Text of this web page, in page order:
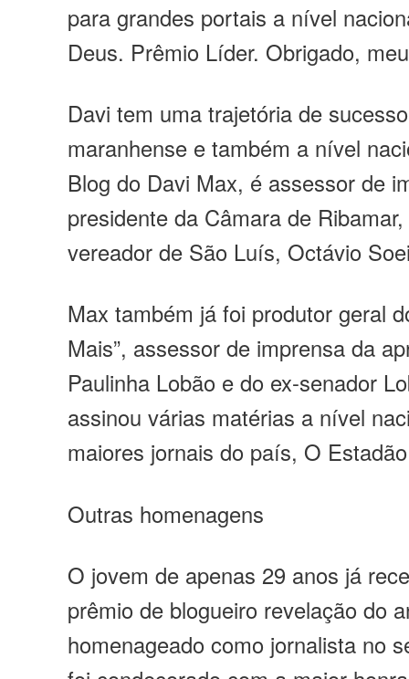
para grandes portais a nível
Deus. Prêmio Líder. Obrigado,
Davi tem uma trajetória de
maranhense e também a nível
Blog do Davi Max, é assessor de
presidente da Câmara de
vereador de São Luís, Octávio
Max também já foi produtor geral
Mais”, assessor de imprensa da
Paulinha Lobão e do ex-senador
assinou várias matérias a nível
maiores jornais do país, O
Outras homenagens
O jovem de apenas 29 anos já
prêmio de blogueiro revelação do
homenageado como jornalista no